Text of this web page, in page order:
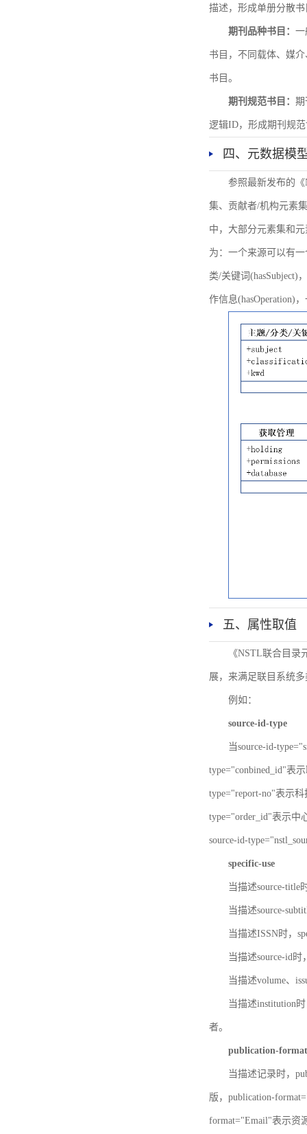
描述，形成单册分散
期刊品种书目： 一
书目，不同载体、媒
书目。
期刊规范书目： 期
逻辑ID，形成期刊规
四、元数据模
参照最新发布的
集、贡献者/机构元素
中，大部分元素集和
为：一个来源可以有
类/关键词(hasSubject)
作信息(hasOperation)
五、属性取值
《NSTL联合目
展，来满足联目系统
例如：
source-id-type
当source-id-
type="conbined_id"表
type="report-no"表示
type="order_id"表示中
source-id-
specific-use
当描述source-title
当描述source-
当描述ISSN时，
当描述source-id
当描述volume、
当描述institution
者。
publication-format
当描述记录时，
版，publication-
format="Email"表示资